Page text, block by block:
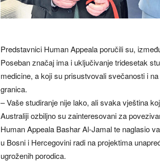
Predstavnici Human Appeala poručili su,
Poseban značaj ima i uključivanje tridesetak
medicine, a koji su prisustvovali svečanosti i
granica.
– Vaše studiranje nije lako, ali svaka vještina
Australiji ozbiljno su zainteresovani za
Human Appeala Bashar Al-Jamal te naglasio
u Bosni i Hercegovini radi na projektima
ugroženih porodica.